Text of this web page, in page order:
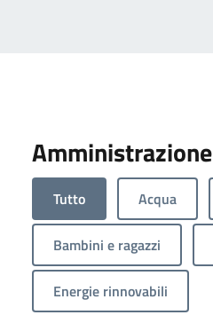
Amministrazione
Tutto Acqua
Bambini e ragazzi
Energie rinnovabili